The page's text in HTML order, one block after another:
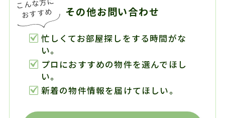
その他お問い合わせ
忙しくてお部屋探しをする時間がな
い。
プロにおすすめの物件を選んでほし
い。
新着の物件情報を届けてほしい。